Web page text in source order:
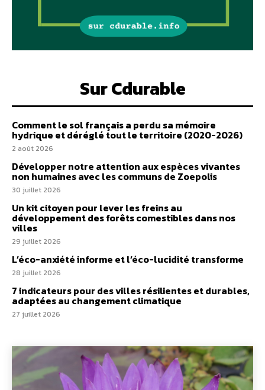
Sur Cdurable
Comment le sol français a perdu sa mémoire
hydrique et déréglé tout le territoire (2020-2026)
2 août 2026
Développer notre attention aux espèces vivantes
non humaines avec les communs de Zoepolis
30 juillet 2026
Un kit citoyen pour lever les freins au
développement des forêts comestibles dans nos
villes
29 juillet 2026
L’éco-anxiété informe et l’éco-lucidité transforme
28 juillet 2026
7 indicateurs pour des villes résilientes et durables,
adaptées au changement climatique
27 juillet 2026